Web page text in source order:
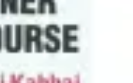
Finance